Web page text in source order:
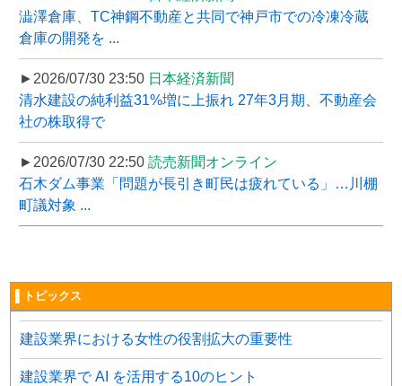
澁澤倉庫、TC神鋼不動産と共同で神戸市での冷凍冷蔵
倉庫の開発を ...
►2026/07/30 23:50 日本経済新聞
清水建設の純利益31%増に上振れ 27年3月期、不動産会
社の株取得で
►2026/07/30 22:50 読売新聞オンライン
石木ダム事業「問題が長引き町民は疲れている」…川棚
町議対象 ...
▌トピックス
建設業界における女性の役割拡大の重要性
建設業界で AI を活用する10のヒント